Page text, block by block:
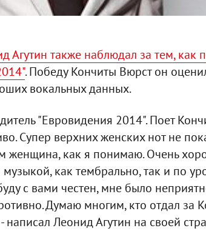
Агутин также наблюдал за тем, как
. Победу Кончиты Вюрст он
вокальных данных.
"Евровидения 2014". Поет
Супер верхних женских нот не
женщина, как я понимаю. Очень
как тембрально, так и по
с вами честен, мне было
Думаю многим, кто отдал за
написал Леонид Агутин на своей